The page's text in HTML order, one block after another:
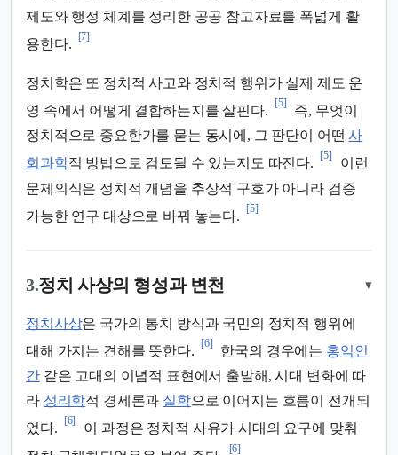
제도와 행정 체계를 정리한 공공 참고자료를 폭넓게 활
용한다.
[7]
정치학은 또 정치적 사고와 정치적 행위가 실제 제도 운
영 속에서 어떻게 결합하는지를 살핀다.
[5]
즉, 무엇이
정치적으로 중요한가를 묻는 동시에, 그 판단이 어떤사
회과학적 방법으로 검토될 수 있는지도 따진다.
[5]
이런
문제의식은 정치적 개념을 추상적 구호가 아니라 검증
가능한 연구 대상으로 바꿔 놓는다.
[5]
3.정치 사상의 형성과 변천 ▾
정치사상은 국가의 통치 방식과 국민의 정치적 행위에
대해 가지는 견해를 뜻한다.
[6]
한국의 경우에는 홍익인
간같은 고대의 이념적 표현에서 출발해, 시대 변화에 따
라 성리학적 경세론과 실학으로 이어지는 흐름이 전개되
었다.
[6]
이 과정은 정치적 사유가 시대의 요구에 맞춰
[6]